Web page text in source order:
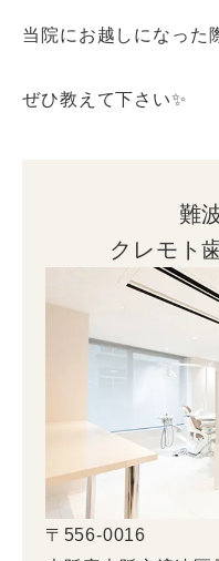
当院にお越しになった
ぜひ教えて下さい✨
難
クレモト
〒556-0016